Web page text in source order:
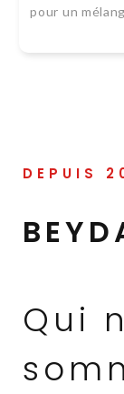
pour un
DEPUIS
Qui